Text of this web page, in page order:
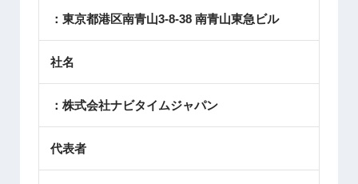
：東京都港区南青山3-8-38 南青山東急ビル
社名
：株式会社ナビタイムジャパン
代表者